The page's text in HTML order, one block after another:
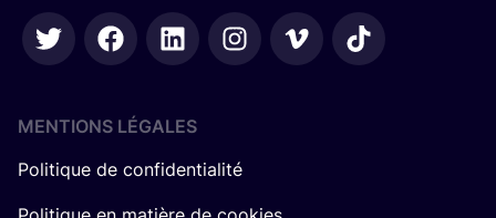
MENTIONS LÉGALES
Politique de confidentialité